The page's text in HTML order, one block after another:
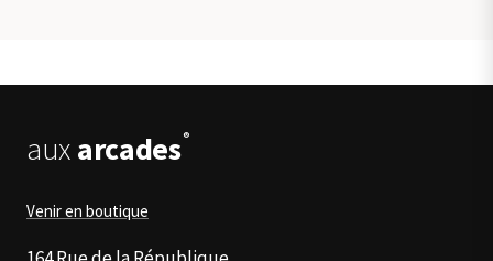
auxarcades®
Venir en boutique